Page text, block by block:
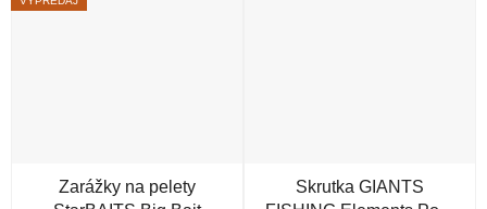
Zarážky na pelety
Skrutka GIANTS